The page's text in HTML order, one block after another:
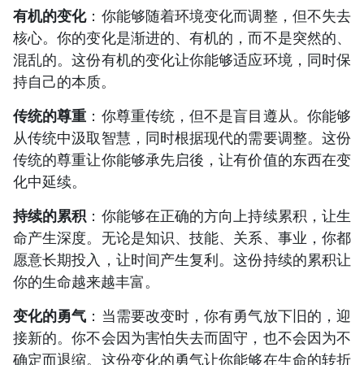
有机的变化：你能够随着环境变化而调整，但不失去
核心。你的变化是渐进的、有机的，而不是突然的、
混乱的。这份有机的变化让你能够适应环境，同时保
持自己的本质。
传统的尊重 ：你尊重传统，但不是盲目遵从。你能够
从传统中汲取智慧，同时根据现代的需要调整。这份
传统的尊重让你能够承先启後，让有价值的东西在变
化中延续。
持续的累积 ：你能够在正确的方向上持续累积，让生
命产生深度。无论是知识、技能、关系、事业，你都
愿意长期投入，让时间产生复利。这份持续的累积让
你的生命越来越丰富。
变化的勇气 ：当需要改变时，你有勇气放下旧的，迎
接新的。你不会因为害怕失去而固守，也不会因为不
确定而退缩。这份变化的勇气让你能够在生命的转折